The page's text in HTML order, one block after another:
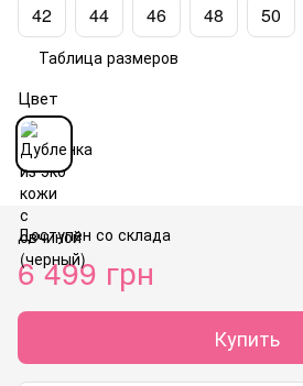
42 44 46 48 50
Таблица размеров
Цвет
Доступен со склада
6 499 грн
Купить